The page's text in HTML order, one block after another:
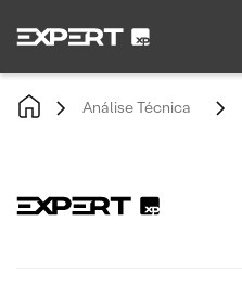
Análise Técnica